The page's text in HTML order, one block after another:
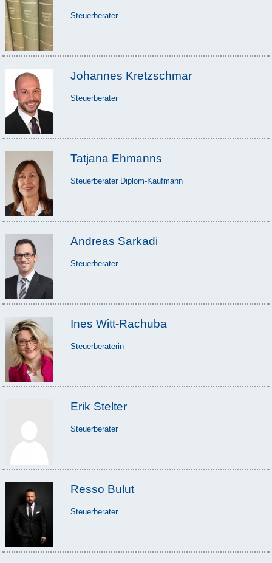
Steuerberater
Johannes Kretzschmar
Steuerberater
Tatjana Ehmanns
Steuerberater Diplom-Kaufmann
Andreas Sarkadi
Steuerberater
Ines Witt-Rachuba
Steuerberaterin
Erik Stelter
Steuerberater
Resso Bulut
Steuerberater